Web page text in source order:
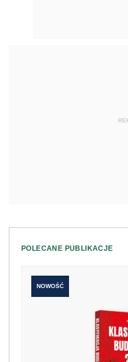
POLECANE PUBLIKACJE
NOWOŚĆ